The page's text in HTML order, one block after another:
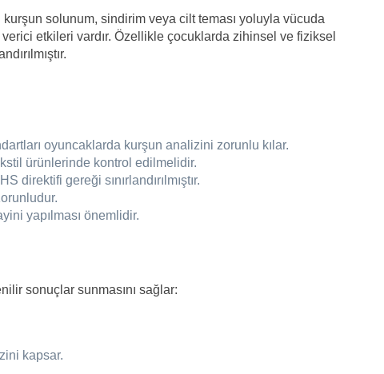
solunum, sindirim veya cilt teması yoluyla vücuda
verici etkileri vardır. Özellikle çocuklarda zihinsel ve fiziksel
oyuncaklarda kurşun analizini zorunlu kılar.
ürünlerinde kontrol edilmelidir.
gereği sınırlandırılmıştır.
yapılması önemlidir.
sonuçlar sunmasını sağlar:
kapsar.